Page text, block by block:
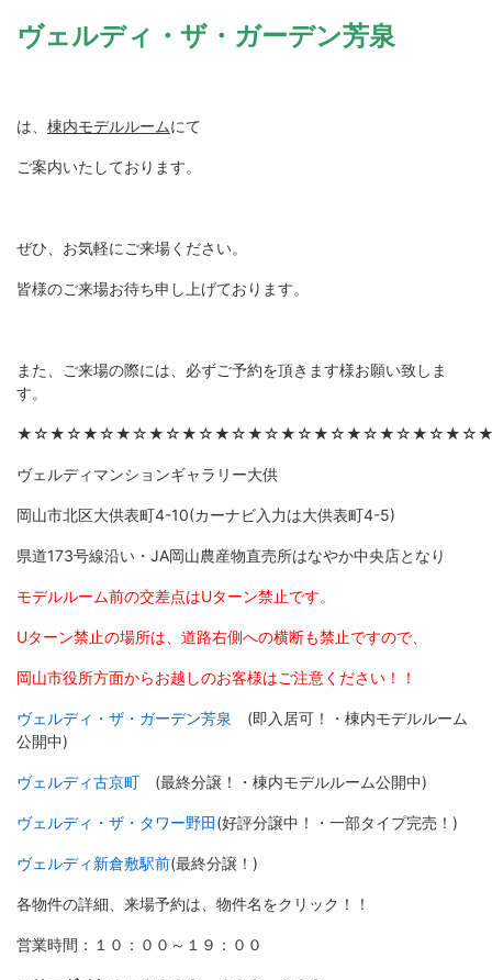
ヴェルディ・ザ・ガーデン芳泉
は、 棟内モデルルームにて
ご案内いたしております。
ぜひ、お気軽にご来場ください。
皆様のご来場お待ち申し上げております。
また、ご来場の際には、必ずご予約を頂きます様お願い致しま
す。
ヴェルディマンションギャラリー大供
岡山市北区大供表町4-10(カーナビ入力は大供表町4-5)
県道173号線沿い・JA岡山農産物直売所はなやか中央店となり
モデルルーム前の交差点はUターン禁止です。
Uターン禁止の場所は、道路右側への横断も禁止ですので、
岡山市役所方面からお越しのお客様はご注意ください！！
ヴェルディ・ザ・ガーデン芳泉
(即入居可！・棟内モデルルーム
公開中)
ヴェルディ古京町 (最終分譲！・棟内モデルルーム公開中)
ヴェルディ・ザ・タワー野田(好評分譲中！・一部タイプ完売！)
ヴェルディ新倉敷駅前(最終分譲！)
各物件の詳細、来場予約は、物件名をクリック！！
営業時間：１０：００～１９：００